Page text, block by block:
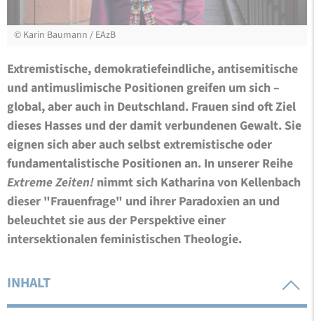
© Karin Baumann / EAzB
Extremistische, demokratiefeindliche, antisemitische
und antimuslimische Positionen greifen um sich –
global, aber auch in Deutschland. Frauen sind oft Ziel
dieses Hasses und der damit verbundenen Gewalt. Sie
eignen sich aber auch selbst extremistische oder
fundamentalistische Positionen an. In unserer Reihe
Extreme Zeiten! nimmt sich Katharina von Kellenbach
dieser "Frauenfrage" und ihrer Paradoxien an und
beleuchtet sie aus der Perspektive einer
intersektionalen feministischen Theologie.
INHALT